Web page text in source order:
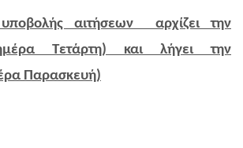
αιτήσεων αρχίζει την
Τετάρτη) και λήγει την
Παρασκευή)